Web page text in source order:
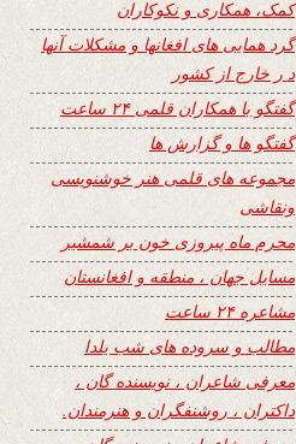
کمک، همکاری و نکوکاران
گرد همایی های افغانها و مشکلات آنها
د ر خارج از کشور
گفتگو با همکاران قلمی ۲۴ ساعت
گفتگو ها و گزارش ها
مجموعه های قلمی هنر خوشنویسی
ونقاشی
محرم ماه پیروزی خون بر شمشیر
مسایل جهان ، منطقه و افغانستان
مشاعره ۲۴ ساعت
مطالب و سروده های شب یلدا
معرفی شاعران ، نویسنده گان ،
داکتران ، روشنفگران و هنرمندان.